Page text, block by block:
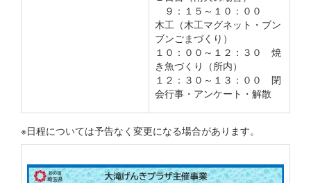
９：１５～１０：００
木工（木工マグネット・ブン
ブンごまづくり）
１０：００～１２：３０ 焼
き魚づくり（所内）
１２：３０～１３：００ 閉
会行事・アンケート・解散
※日程については予告なく変更になる場合があります。